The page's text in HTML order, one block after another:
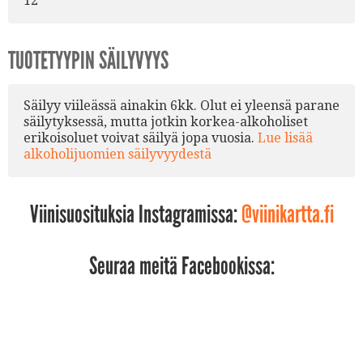
TUOTETYYPIN SÄILYVYYS
Säilyy viileässä ainakin 6kk. Olut ei yleensä parane
säilytyksessä, mutta jotkin korkea-alkoholiset
erikoisoluet voivat säilyä jopa vuosia. Lue lisää
alkoholijuomien säilyvyydestä
Viinisuosituksia Instagramissa:@viinikartta.fi
Seuraa meitä Facebookissa: